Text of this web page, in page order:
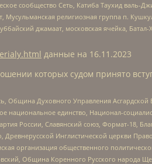
сообщество Сеть, Катиба Таухид
Мусульманская религиозная группа п.
джамаат, московская ячейка,
данные на 16.11.2023
которых судом принято
Община Духовного Управления
национальное единство, Национал-
России, Славянский союз, Формат-18,
Инглистической церкви
организация общественного
Община Коренного Русского народа